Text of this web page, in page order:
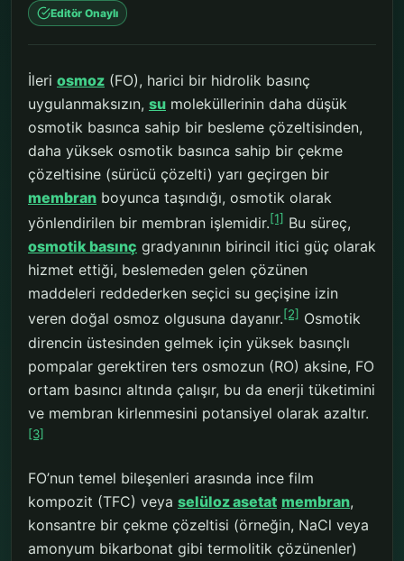
Editör Onaylı
İleri osmoz (FO), harici bir hidrolik basınç
uygulanmaksızın, su moleküllerinin daha düşük
osmotik basınca sahip bir besleme çözeltisinden,
daha yüksek osmotik basınca sahip bir çekme
çözeltisine (sürücü çözelti) yarı geçirgen bir
membran boyunca taşındığı, osmotik olarak
yönlendirilen bir membran işlemidir.[1] Bu süreç,
osmotik basınç gradyanının birincil itici güç olarak
hizmet ettiği, beslemeden gelen çözünen
maddeleri reddederken seçici su geçişine izin
veren doğal osmoz olgusuna dayanır.[2] Osmotik
direncin üstesinden gelmek için yüksek basınçlı
pompalar gerektiren ters osmozun (RO) aksine, FO
ortam basıncı altında çalışır, bu da enerji tüketimini
ve membran kirlenmesini potansiyel olarak azaltır.
[3]
FO’nun temel bileşenleri arasında ince film
kompozit (TFC) veya selüloz asetat membran,
konsantre bir çekme çözeltisi (örneğin, NaCl veya
amonyum bikarbonat gibi termolitik çözünenler)